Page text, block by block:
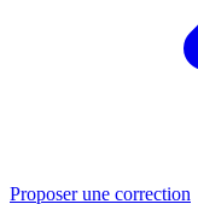
Proposer une correction